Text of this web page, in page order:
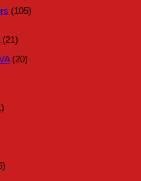
(105)
(21)
(20)